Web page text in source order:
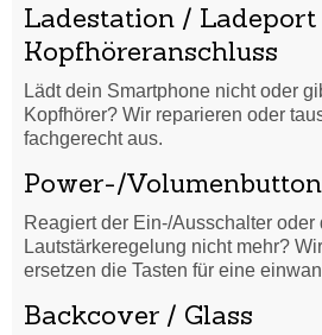
Ladestation / Ladeport
Kopfhöreranschluss
Lädt dein Smartphone nicht oder
Kopfhörer? Wir reparieren oder
fachgerecht aus.
Power-/Volumenbutton
Reagiert der Ein-/Ausschalter oder
Lautstärkeregelung nicht mehr?
ersetzen die Tasten für eine
Backcover / Glass